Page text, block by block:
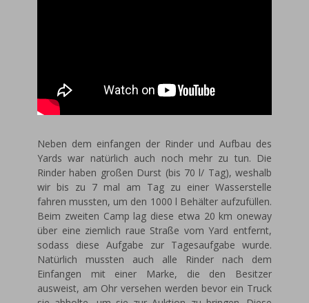
Neben dem einfangen der Rinder und Aufbau des
Yards war natürlich auch noch mehr zu tun. Die
Rinder haben großen Durst (bis 70 l/ Tag), weshalb
wir bis zu 7 mal am Tag zu einer Wasserstelle
fahren mussten, um den 1000 l Behälter aufzufüllen.
Beim zweiten Camp lag diese etwa 20 km oneway
über eine ziemlich raue Straße vom Yard entfernt,
sodass diese Aufgabe zur Tagesaufgabe wurde.
Natürlich mussten auch alle Rinder nach dem
Einfangen mit einer Marke, die den Besitzer
ausweist, am Ohr versehen werden bevor ein Truck